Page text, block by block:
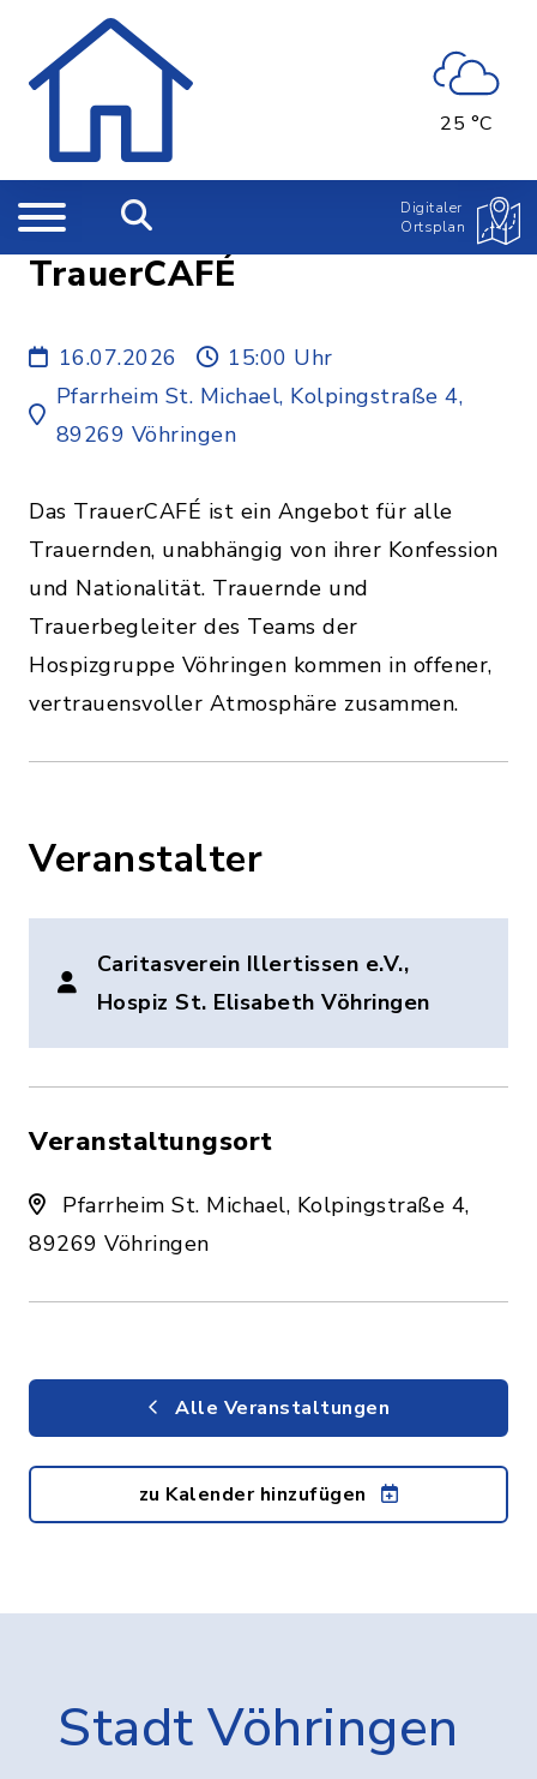
25 °C
Digitaler
Ortsplan
TrauerCAFÉ
16.07.2026
15:00 Uhr
Pfarrheim St. Michael, Kolpingstraße 4,
89269 Vöhringen
Das TrauerCAFÉ ist ein Angebot für alle
Trauernden, unabhängig von ihrer Konfession
und Nationalität. Trauernde und
Trauerbegleiter des Teams der
Hospizgruppe Vöhringen kommen in offener,
vertrauensvoller Atmosphäre zusammen.
Veranstalter
Caritasverein Illertissen e.V.,
Hospiz St. Elisabeth Vöhringen
Veranstaltungsort
Pfarrheim St. Michael, Kolpingstraße 4,
89269 Vöhringen
Alle Veranstaltungen
zu Kalender hinzufügen
Stadt Vöhringen